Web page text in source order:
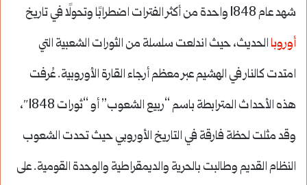
شهد عام 1848 واحدة من أكثر الفترات اضطرابًا وتحولًا في تاريخ
أوروباالحديث، حيث اندلعت سلسلة من الثورات الشعبية التي
امتدت كالنار في الهشيم عبر معظم أرجاء القارة الأوروبية. عُرفت
هذه الأحداث المترابطة باسم “ربيع الشعوب” أو “ثورات 1848″،
وقد مثلت لحظة فارقة في التاريخ الأوروبي حيث تحدت الشعوب
النظام القديم وطالبت بالحرية والديمقراطية والوحدة القومية. على